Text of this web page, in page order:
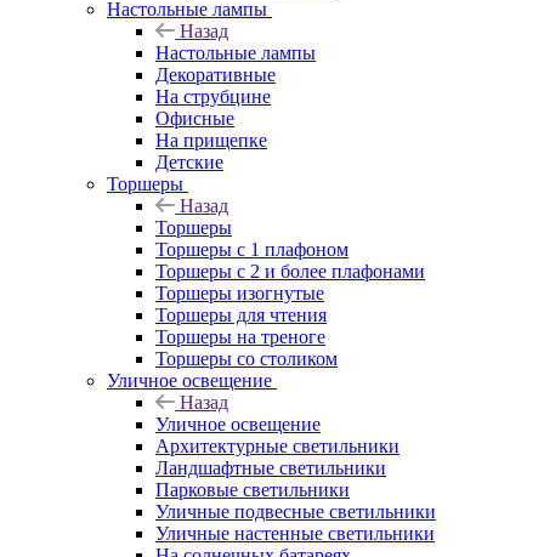
Настольные лампы
Назад
Настольные лампы
Декоративные
На струбцине
Офисные
На прищепке
Детские
Торшеры
Назад
Торшеры
Торшеры с 1 плафоном
Торшеры с 2 и более плафонами
Торшеры изогнутые
Торшеры для чтения
Торшеры на треноге
Торшеры со столиком
Уличное освещение
Назад
Уличное освещение
Архитектурные светильники
Ландшафтные светильники
Парковые светильники
Уличные подвесные светильники
Уличные настенные светильники